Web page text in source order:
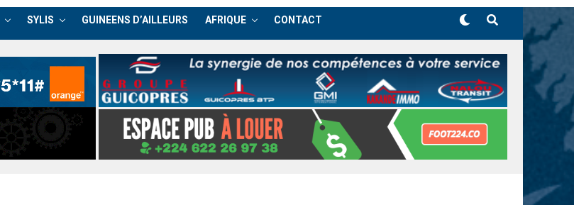
SYLIS GUINEENS D’AILLEURS AFRIQUE CONTACT